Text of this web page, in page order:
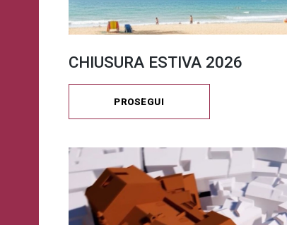
CHIUSURA ESTIVA 2026
PROSEGUI